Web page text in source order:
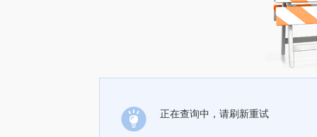
正在查询中，请刷新重试